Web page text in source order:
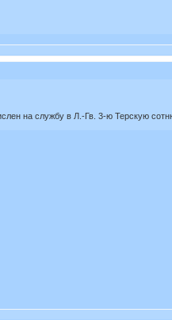
на службу в Л.-Гв. 3-ю Терскую